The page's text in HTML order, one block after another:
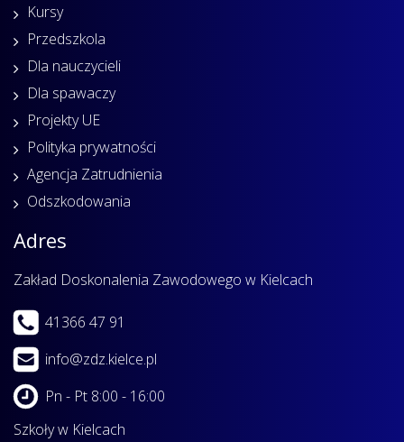
Kursy
Przedszkola
Dla nauczycieli
Dla spawaczy
Projekty UE
Polityka prywatności
Agencja Zatrudnienia
Odszkodowania
Adres
Zakład Doskonalenia Zawodowego w Kielcach
41366 47 91
info@zdz.kielce.pl
Pn - Pt 8:00 - 16:00
Szkoły w Kielcach